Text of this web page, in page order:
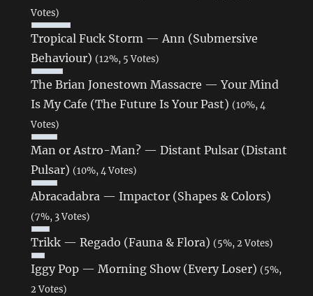
Votes)
Tropical Fuck Storm — Ann (Submersive
Behaviour) (12%, 5 Votes)
The Brian Jonestown Massacre — Your Mind
Is My Cafe (The Future Is Your Past) (10%, 4
Votes)
Man or Astro-Man? — Distant Pulsar (Distant
Pulsar) (10%, 4 Votes)
Abracadabra — Impactor (Shapes & Colors)
(7%, 3 Votes)
Trikk — Regado (Fauna & Flora) (5%, 2 Votes)
Iggy Pop — Morning Show (Every Loser) (5%,
2 Votes)